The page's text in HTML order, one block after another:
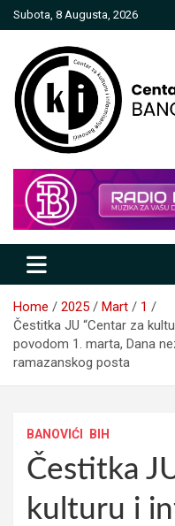
Skip
to
Subota, 8 Augusta, 2026
Centar za
Banovići
Home 2025 Mart
1
Čestitka JU “Centar za
povodom 1. marta, Dana
ramazanskog posta
BANOVIĆI BIH
Čestitka
kulturu i